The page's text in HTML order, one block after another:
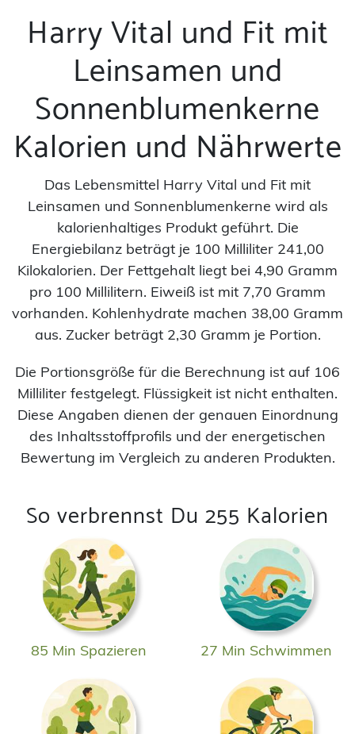
Harry Vital und Fit mit
Leinsamen und
Sonnenblumenkerne
Kalorien und Nährwerte
Das Lebensmittel Harry Vital und Fit mit
Leinsamen und Sonnenblumenkerne wird als
kalorienhaltiges Produkt geführt. Die
Energiebilanz beträgt je 100 Milliliter 241,00
Kilokalorien. Der Fettgehalt liegt bei 4,90 Gramm
pro 100 Millilitern. Eiweiß ist mit 7,70 Gramm
vorhanden. Kohlenhydrate machen 38,00 Gramm
aus. Zucker beträgt 2,30 Gramm je Portion.
Die Portionsgröße für die Berechnung ist auf 106
Milliliter festgelegt. Flüssigkeit ist nicht enthalten.
Diese Angaben dienen der genauen Einordnung
des Inhaltsstoffprofils und der energetischen
Bewertung im Vergleich zu anderen Produkten.
So verbrennst Du 255 Kalorien
85 Min Spazieren 27 Min Schwimmen